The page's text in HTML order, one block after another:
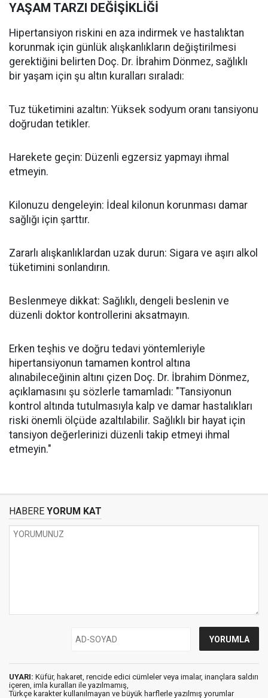
YAŞAM TARZI DEĞİŞİKLİĞİ
Hipertansiyon riskini en aza indirmek ve hastalıktan
korunmak için günlük alışkanlıkların değiştirilmesi
gerektiğini belirten Doç. Dr. İbrahim Dönmez, sağlıklı
bir yaşam için şu altın kuralları sıraladı:
Tuz tüketimini azaltın: Yüksek sodyum oranı tansiyonu
doğrudan tetikler.
Harekete geçin: Düzenli egzersiz yapmayı ihmal
etmeyin.
Kilonuzu dengeleyin: İdeal kilonun korunması damar
sağlığı için şarttır.
Zararlı alışkanlıklardan uzak durun: Sigara ve aşırı alkol
tüketimini sonlandırın.
Beslenmeye dikkat: Sağlıklı, dengeli beslenin ve
düzenli doktor kontrollerini aksatmayın.
Erken teşhis ve doğru tedavi yöntemleriyle
hipertansiyonun tamamen kontrol altına
alınabileceğinin altını çizen Doç. Dr. İbrahim Dönmez,
açıklamasını şu sözlerle tamamladı: "Tansiyonun
kontrol altında tutulmasıyla kalp ve damar hastalıkları
riski önemli ölçüde azaltılabilir. Sağlıklı bir hayat için
tansiyon değerlerinizi düzenli takip etmeyi ihmal
etmeyin."
HABERE YORUM KAT
UYARI: Küfür, hakaret, rencide edici cümleler veya imalar, inançlara saldırı
içeren, imla kuralları ile yazılmamış,
Türkçe karakter kullanılmayan ve büyük harflerle yazılmış yorumlar